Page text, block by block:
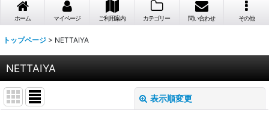
ホーム マイページ ご利用案内 カテゴリー 問い合わせ その他
トップページ > NETTAIYA
NETTAIYA
表示順変更